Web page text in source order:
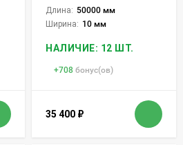
Длина: 50000 мм
Ширина: 10 мм
НАЛИЧИЕ: 12 ШТ.
+708 бонус(ов)
35 400 ₽